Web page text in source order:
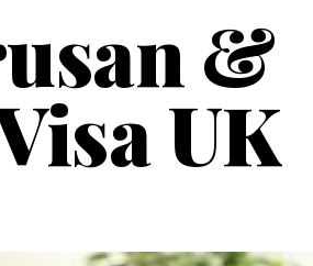
&
UK